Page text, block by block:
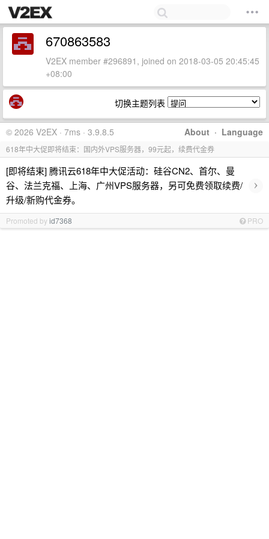
670863583
V2EX member #296891, joined on 2018-03-05 20:45:45
+08:00
切换主题列表
About · Language
© 2026 V2EX · 7ms · 3.9.8.5
618年中大促即将结束：国内外VPS服务器，99元起，续费代金券
[即将结束] 腾讯云618年中大促活动：硅谷CN2、首尔、曼
谷、法兰克福、上海、广州VPS服务器，另可免费领取续费/
升级/新购代金券。
›
Promoted byid7368 PRO